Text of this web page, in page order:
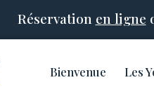
Réservation en ligne
Bienvenue Les